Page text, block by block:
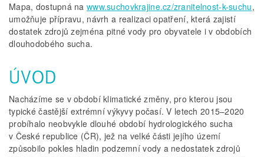
Mapa, dostupná nawww.suchovkrajine.cz/zranitelnost-k-suchu,
umožňuje přípravu, návrh a realizaci opatření, která zajistí
dostatek zdrojů zejména pitné vody pro obyvatele i v obdobích
dlouhodobého sucha.
ÚVOD
Nacházíme se v období klimatické změny, pro kterou jsou
typické častější extrémní výkyvy počasí. V letech 2015–2020
probíhalo neobvykle dlouhé období hydrologického sucha
v České republice (ČR), jež na velké části jejího území
způsobilo pokles hladin podzemní vody a nedostatek zdrojů